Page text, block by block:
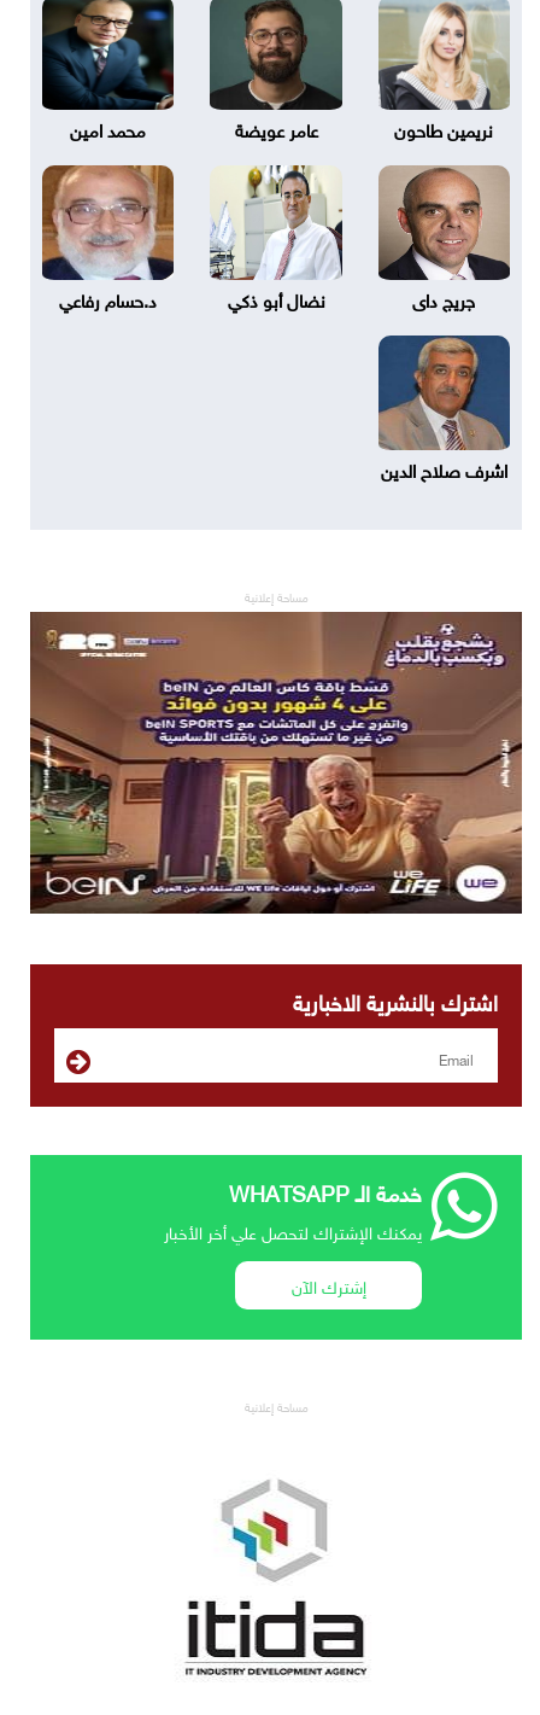
نريمين طاحون عامر عويضة محمد امين
جريج داى نضال أبو ذكي د.حسام رفاعي
اشرف صلاح الدين
مساحة إعلانية
اشترك بالنشرية الاخبارية
خدمة الـ WHATSAPP
يمكنك الإشتراك لتحصل علي أخر الأخبار
إشترك الآن
مساحة إعلانية